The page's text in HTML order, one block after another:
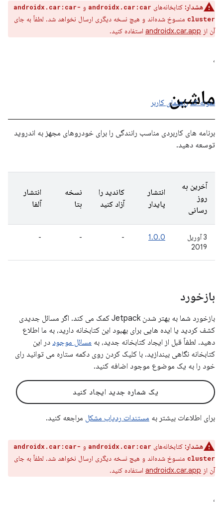
هشدار: کتابخانه‌های androidx.car:car و androidx.car:car-
cluster منسوخ شده‌اند و هیچ نسخه دیگری ارسال نخواهد شد. لطفاً به جای
آن از androidx.car.app استفاده کنید.
،
ماشین
نمونه کد راهنمای کاربر
برنامه های کاربردی مناسب رانندگی را برای خودروهای مجهز به اندروید
توسعه دهید.
آخرین به
روز
رسانی
انتشار
پایدار
کاندید را
آزاد کنید
نسخه
بتا
انتشار
آلفا
3 آوریل
2019
1.0.0
-
-
-
بازخورد
بازخورد شما به بهتر شدن Jetpack کمک می کند. اگر مسائل جدیدی
کشف کردید یا ایده هایی برای بهبود این کتابخانه دارید، به ما اطلاع
دهید. لطفاً قبل از ایجاد کتابخانه جدید، به مسائل موجود در این
کتابخانه نگاهی بیندازید. با کلیک کردن روی دکمه ستاره می توانید رای
خود را به یک موضوع موجود اضافه کنید.
یک شماره جدید ایجاد کنید
برای اطلاعات بیشتر به مستندات ردیاب مشکل مراجعه کنید.
هشدار: کتابخانه‌های androidx.car:car و androidx.car:car-
cluster منسوخ شده‌اند و هیچ نسخه دیگری ارسال نخواهد شد. لطفاً به جای
آن از androidx.car.app استفاده کنید.
،